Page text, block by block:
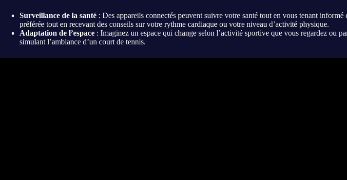
Surveillance de la santé : Des appareils connectés peuvent suivre votre santé tout en vous tenant
préférée tout en recevant des conseils sur votre rythme cardiaque ou votre niveau d’activité physique.
Adaptation de l’espace : Imaginez un espace qui change selon l’activité sportive que vous regardez ou
simulant l’ambiance d’un court de tennis.